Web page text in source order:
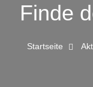
Finde
Startseite